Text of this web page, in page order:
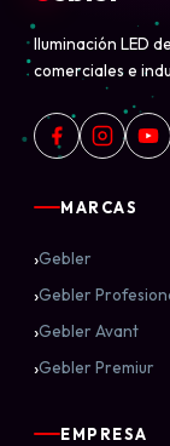
Iluminación LED
comerciales e
MARCAS
›Gebler
›Gebler
›Gebler Avant
›Gebler Premiur
EMPRESA